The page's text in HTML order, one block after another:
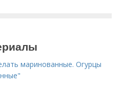
маринованные. Огурцы